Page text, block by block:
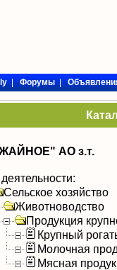
|Форумы|
АО з.т.
Сельское хозяйство
Животноводство
Продукция
Крупный
Молочная
Мясная